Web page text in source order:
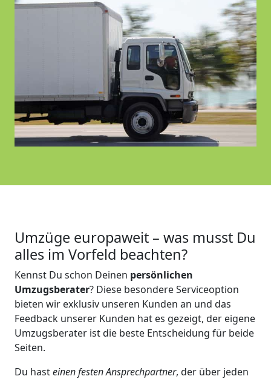
Umzüge europaweit – was musst Du
alles im Vorfeld beachten?
Kennst Du schon Deinen persönlichen
Umzugsberater? Diese besondere Serviceoption
bieten wir exklusiv unseren Kunden an und das
Feedback unserer Kunden hat es gezeigt, der eigene
Umzugsberater ist die beste Entscheidung für beide
Seiten.
Du hasteinen festen Ansprechpartner, der über jeden